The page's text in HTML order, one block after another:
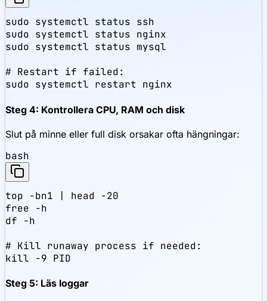
sudo systemctl status ssh
sudo systemctl status nginx
sudo systemctl status mysql
# Restart if failed:
sudo systemctl restart nginx
Steg 4: Kontrollera CPU, RAM och disk
Slut på minne eller full disk orsakar ofta hängningar:
bash
top -bn1 | head -20
free -h
df -h
# Kill runaway process if needed:
kill -9 PID
Steg 5: Läs loggar